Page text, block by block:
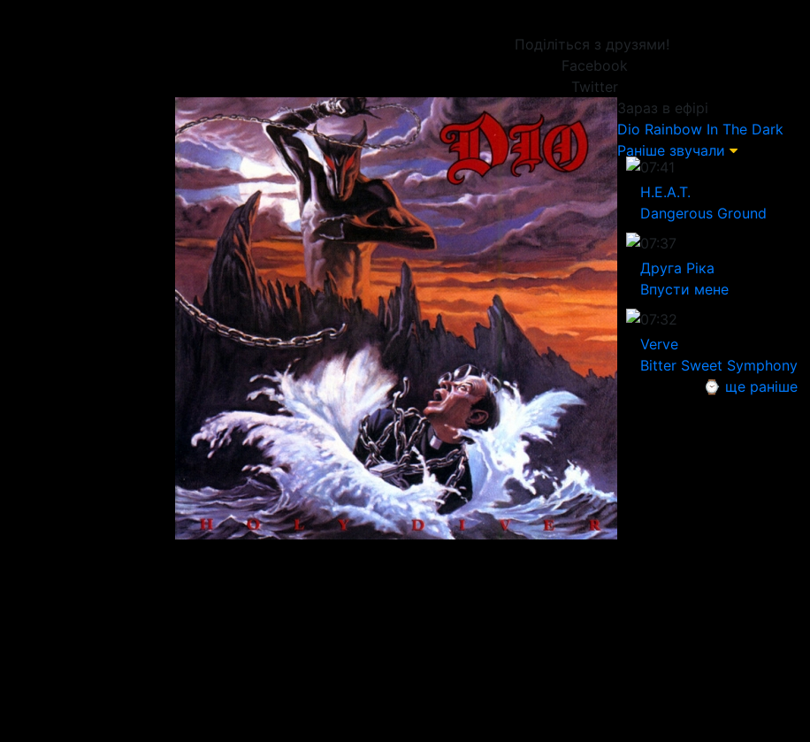
Поділіться з друзями!
Facebook
Twitter
Зараз в ефірі
Dio Rainbow In The Dark
Раніше звучали
07:41
H.E.A.T.
Dangerous Ground
07:37
Друга Ріка
Впусти мене
07:32
Verve
Bitter Sweet Symphony
⌚ ще раніше